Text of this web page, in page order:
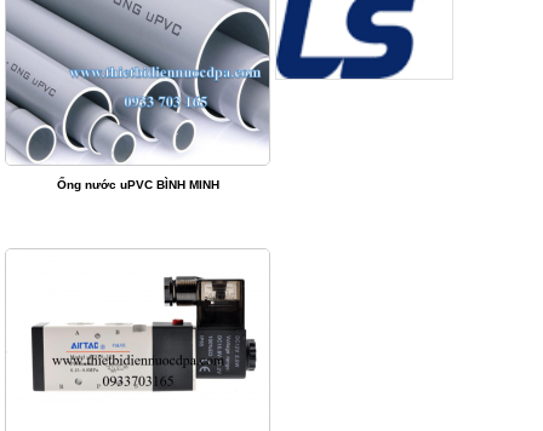
Ống nước uPVC BÌNH MINH